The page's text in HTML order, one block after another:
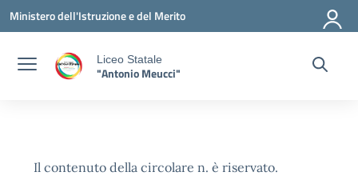
Ministero dell'Istruzione e del Merito
Liceo Statale
"Antonio Meucci"
Il contenuto della circolare n. è riservato.